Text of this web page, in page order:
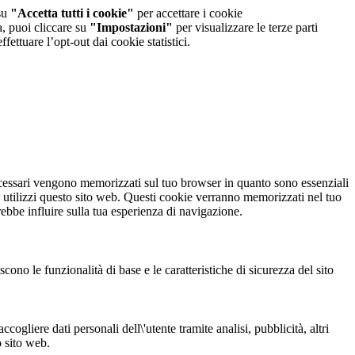
"Accetta tutti i cookie" per accettare i cookie
puoi cliccare su "Impostazioni" per visualizzare le terze parti
l’opt-out dai cookie statistici.
vengono memorizzati sul tuo browser in quanto sono essenziali
questo sito web. Questi cookie verranno memorizzati nel tuo
influire sulla tua esperienza di navigazione.
le funzionalità di base e le caratteristiche di sicurezza del sito
dati personali dell\'utente tramite analisi, pubblicità, altri
sito web.